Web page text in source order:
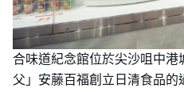
合味道紀念館位於尖沙咀中
父」安藤百福創立日清食品